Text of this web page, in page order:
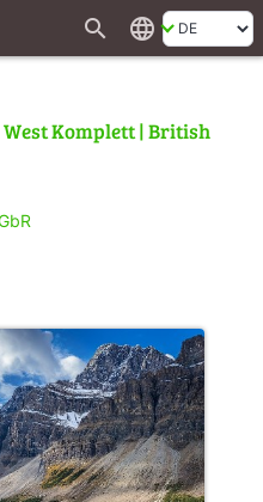
search language
Komplett | British